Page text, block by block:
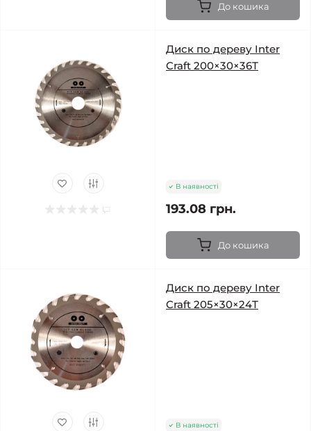
До кошика
Диск по дереву Inter
Craft 200×30×36Т
В наявності
193.08 грн.
До кошика
Диск по дереву Inter
Craft 205×30×24Т
В наявності